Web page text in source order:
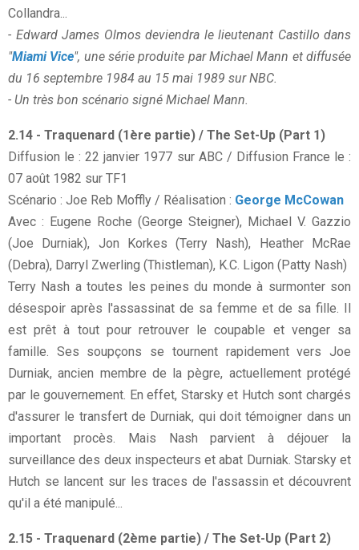
Collandra...
- Edward James Olmos deviendra le lieutenant Castillo dans
"Miami Vice", une série produite par Michael Mann et diffusée
du 16 septembre 1984 au 15 mai 1989 sur NBC.
- Un très bon scénario signé Michael Mann.
2.14 - Traquenard (1ère partie) / The Set-Up (Part 1)
Diffusion le : 22 janvier 1977 sur ABC / Diffusion France le :
07 août 1982 sur TF1
Scénario : Joe Reb Moffly / Réalisation : George McCowan
Avec : Eugene Roche (George Steigner), Michael V. Gazzio
(Joe Durniak), Jon Korkes (Terry Nash), Heather McRae
(Debra), Darryl Zwerling (Thistleman), K.C. Ligon (Patty Nash)
Terry Nash a toutes les peines du monde à surmonter son
désespoir après l'assassinat de sa femme et de sa fille. Il
est prêt à tout pour retrouver le coupable et venger sa
famille. Ses soupçons se tournent rapidement vers Joe
Durniak, ancien membre de la pègre, actuellement protégé
par le gouvernement. En effet, Starsky et Hutch sont chargés
d'assurer le transfert de Durniak, qui doit témoigner dans un
important procès. Mais Nash parvient à déjouer la
surveillance des deux inspecteurs et abat Durniak. Starsky et
Hutch se lancent sur les traces de l'assassin et découvrent
qu'il a été manipulé...
2.15 - Traquenard (2ème partie) / The Set-Up (Part 2)